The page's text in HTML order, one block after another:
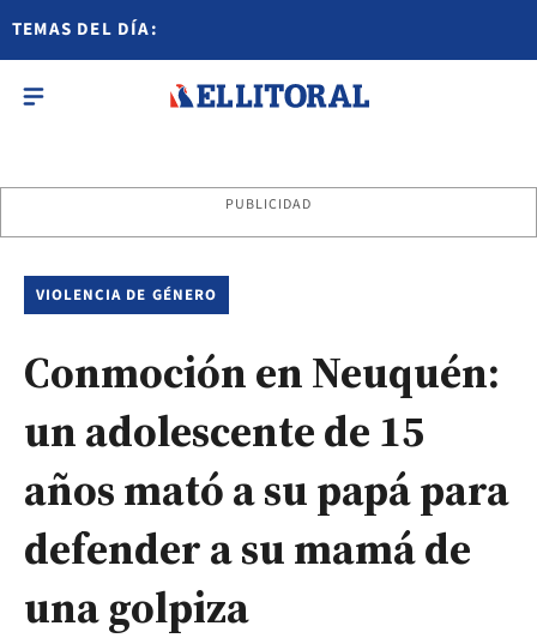
TEMAS DEL DÍA:
PUBLICIDAD
VIOLENCIA DE GÉNERO
Conmoción en Neuquén:
un adolescente de 15
años mató a su papá para
defender a su mamá de
una golpiza